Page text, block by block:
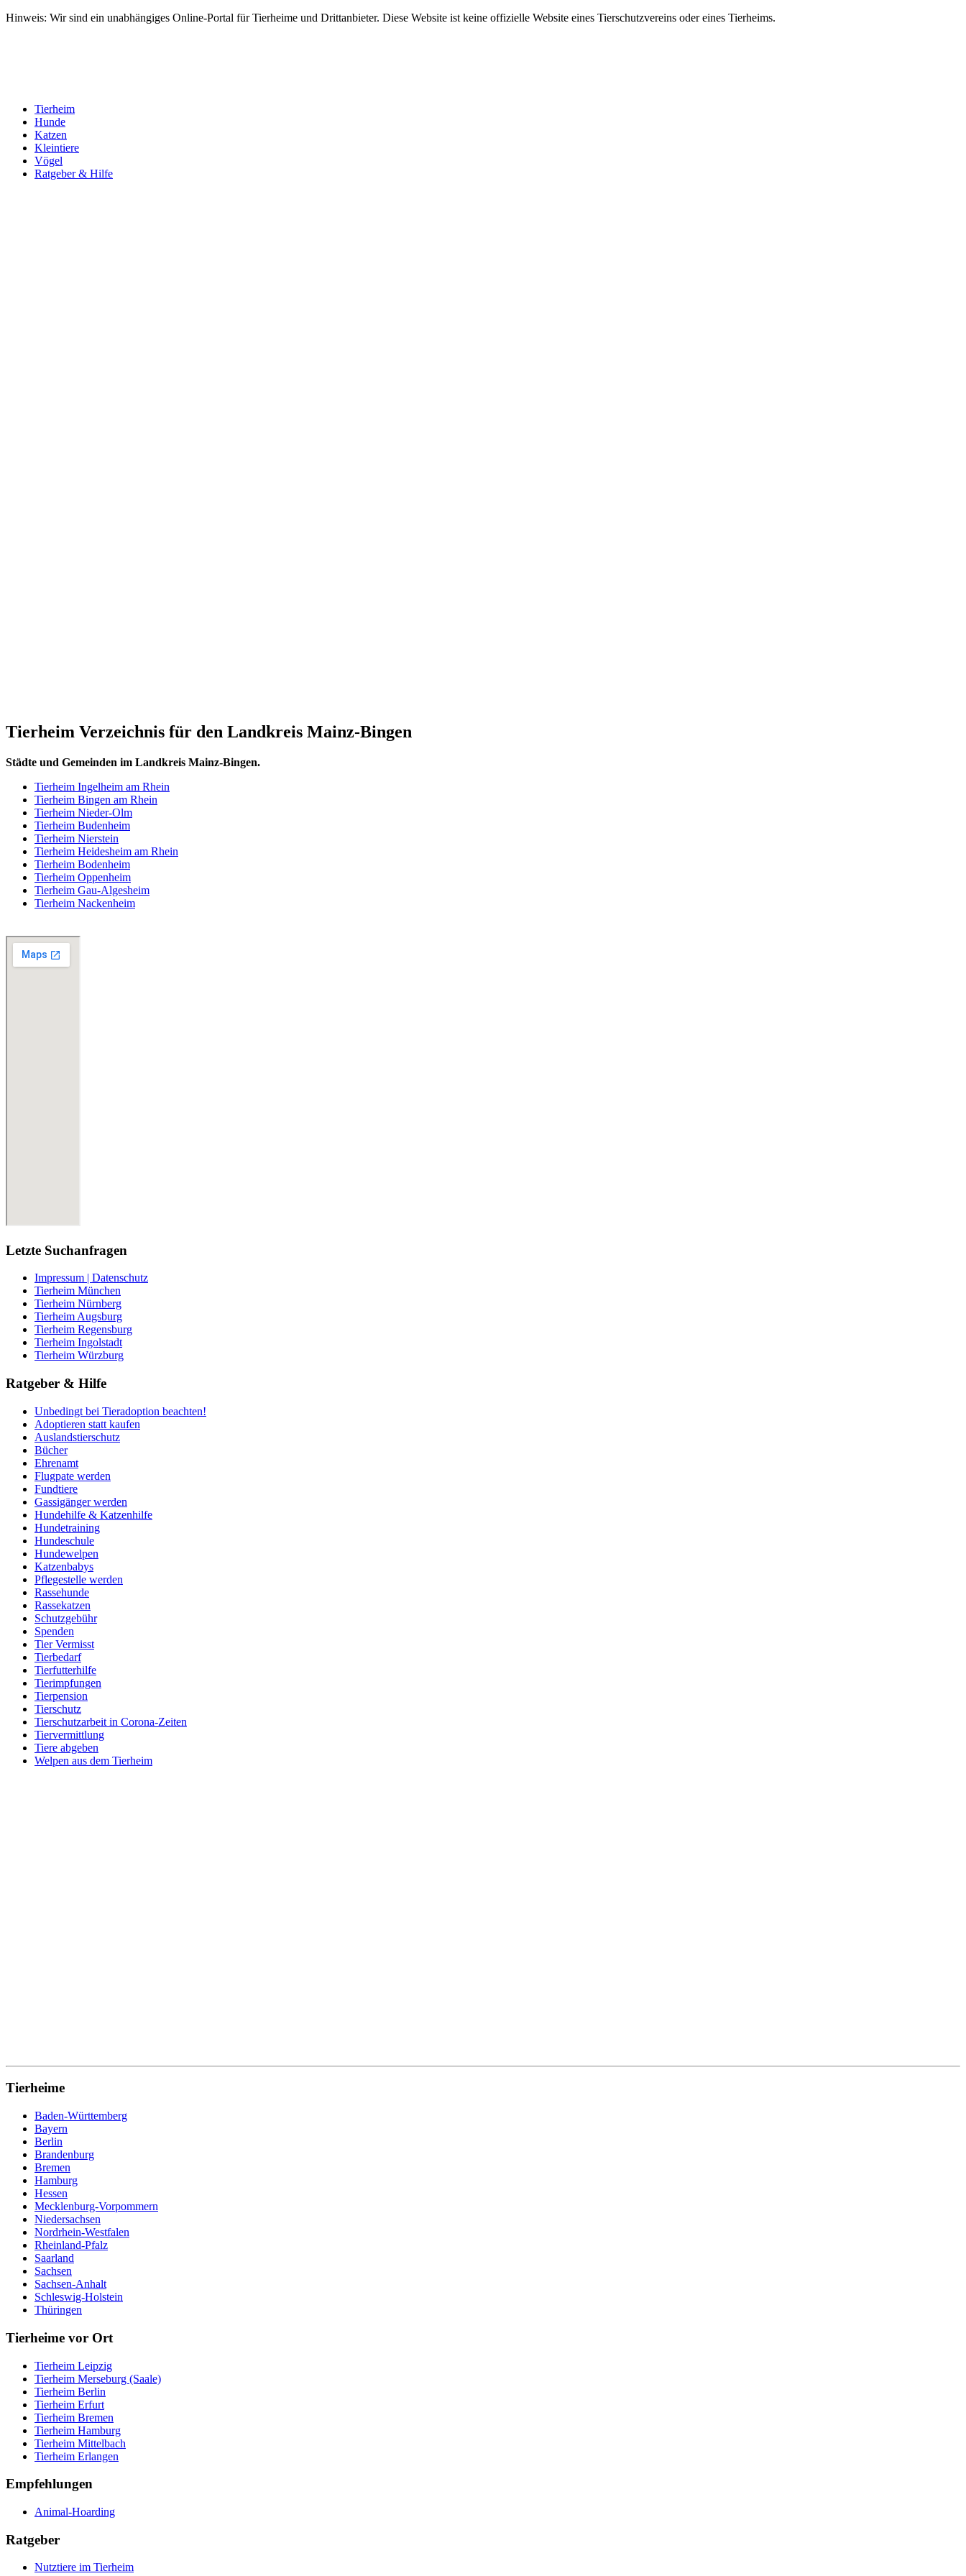
Hinweis: Wir sind ein unabhängiges Online-Portal für Tierheime und Drittanbieter. Diese Website ist keine offizielle Website eines Tierschutzvereins oder eines Tierheims.
Tierheim
Hunde
Katzen
Kleintiere
Vögel
Ratgeber & Hilfe
Tierheim Verzeichnis für den Landkreis Mainz-Bingen
Städte und Gemeinden im Landkreis Mainz-Bingen.
Tierheim Ingelheim am Rhein
Tierheim Bingen am Rhein
Tierheim Nieder-Olm
Tierheim Budenheim
Tierheim Nierstein
Tierheim Heidesheim am Rhein
Tierheim Bodenheim
Tierheim Oppenheim
Tierheim Gau-Algesheim
Tierheim Nackenheim
Letzte Suchanfragen
Impressum | Datenschutz
Tierheim München
Tierheim Nürnberg
Tierheim Augsburg
Tierheim Regensburg
Tierheim Ingolstadt
Tierheim Würzburg
Ratgeber & Hilfe
Unbedingt bei Tieradoption beachten!
Adoptieren statt kaufen
Auslandstierschutz
Bücher
Ehrenamt
Flugpate werden
Fundtiere
Gassigänger werden
Hundehilfe & Katzenhilfe
Hundetraining
Hundeschule
Hundewelpen
Katzenbabys
Pflegestelle werden
Rassehunde
Rassekatzen
Schutzgebühr
Spenden
Tier Vermisst
Tierbedarf
Tierfutterhilfe
Tierimpfungen
Tierpension
Tierschutz
Tierschutzarbeit in Corona-Zeiten
Tiervermittlung
Tiere abgeben
Welpen aus dem Tierheim
Tierheime
Baden-Württemberg
Bayern
Berlin
Brandenburg
Bremen
Hamburg
Hessen
Mecklenburg-Vorpommern
Niedersachsen
Nordrhein-Westfalen
Rheinland-Pfalz
Saarland
Sachsen
Sachsen-Anhalt
Schleswig-Holstein
Thüringen
Tierheime vor Ort
Tierheim Leipzig
Tierheim Merseburg (Saale)
Tierheim Berlin
Tierheim Erfurt
Tierheim Bremen
Tierheim Hamburg
Tierheim Mittelbach
Tierheim Erlangen
Empfehlungen
Animal-Hoarding
Ratgeber
Nutztiere im Tierheim